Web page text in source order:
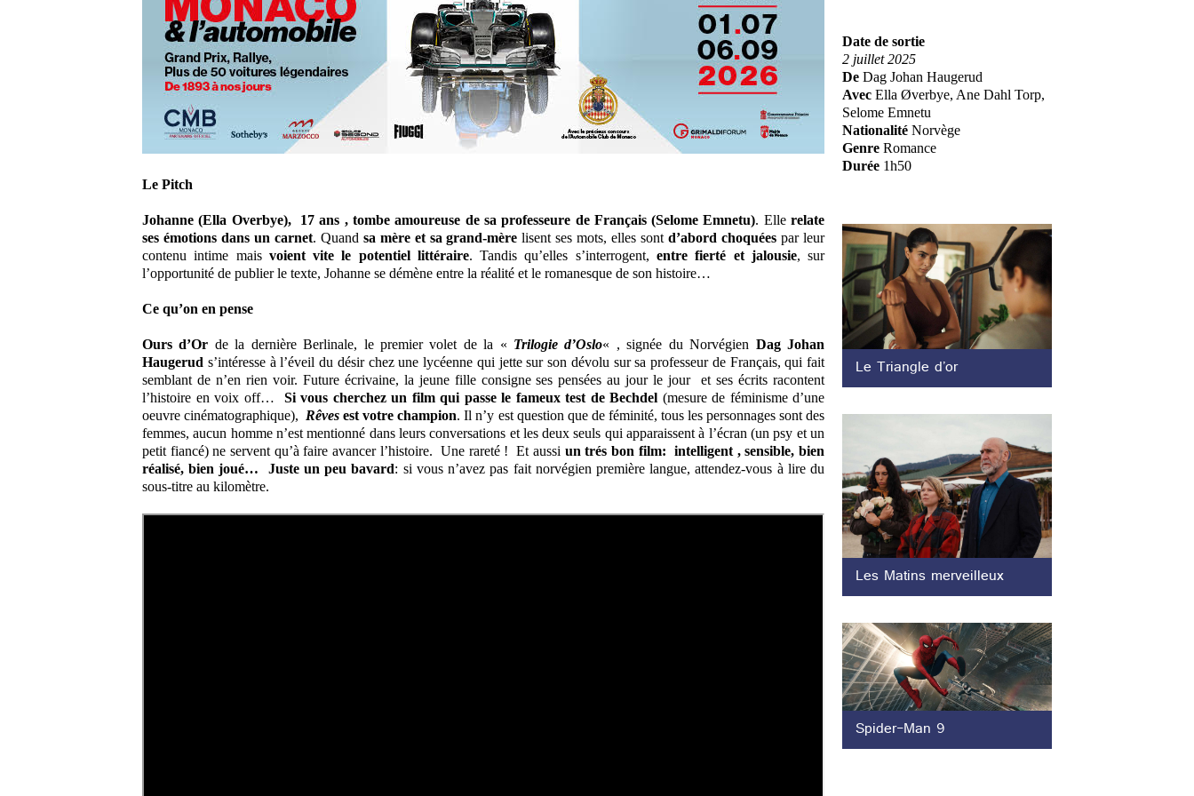
Le Pitch
Johanne (Ella Overbye), 17 ans , tombe amoureuse de sa professeure de Français (Selome Emnetu). Ellerelate
ses émotions dans un carnet. Quand sa mère et sa grand-mère lisent ses mots, elles sontd’abord choquées par leur
contenu intime mais voient vite le potentiel littéraire. Tandis qu’elles s’interrogent, entre fierté et jalousie, sur
l’opportunité de publier le texte, Johanne se démène entre la réalité et le romanesque de son histoire…
Ce qu’on en pense
Ours d’Or de la dernière Berlinale, le premier volet de la « Trilogie d’Oslo« , signée du Norvégien Dag Johan
Haugerud s’intéresse à l’éveil du désir chez une lycéenne qui jette sur son dévolu sur sa professeur de Français, qui fait
semblant de n’en rien voir. Future écrivaine, la jeune fille consigne ses pensées au jour le jour et ses écrits racontent
l’histoire en voix off…
Si vous cherchez un film qui passe le fameux test de Bechdel (mesure de féminisme d’une
oeuvre cinématographique), Rêves est votre champion. Il n’y est question que de féminité, tous les personnages sont des
femmes, aucun homme n’est mentionné dans leurs conversations et les deux seuls qui apparaissent à l’écran (un psy et un
petit fiancé) ne servent qu’à faire avancer l’histoire. Une rareté ! Et aussi un trés bon film: intelligent , sensible, bien
réalisé, bien joué… Juste un peu bavard: si vous n’avez pas fait norvégien première langue, attendez-vous à lire du
sous-titre au kilomètre.
Date de sortie
2 juillet 2025
De Dag Johan Haugerud
Avec Ella Øverbye, Ane Dahl Torp,
Selome Emnetu
Nationalité Norvège
Genre Romance
Durée 1h50
Le Triangle d’or
Les Matins merveilleux
Spider-Man 9